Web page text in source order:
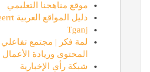
موقع مناهجنا التعليمي
دليل المواقع العربية eerrt
Tganj
لمة فكر | مجتمع
المحتوى وريادة الأعمال
شبكة رأي الإخبارية